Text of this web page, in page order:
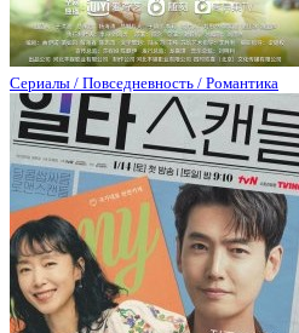
Сериалы / Повседневность / Романтика